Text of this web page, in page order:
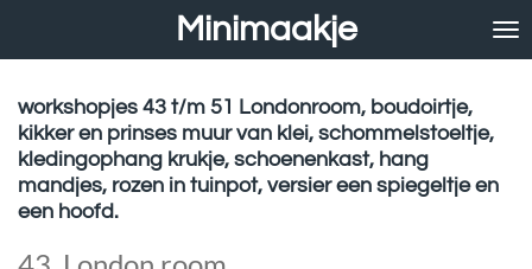
de
hoofdinhoud
Minimaakje
workshopjes 43 t/m 51 Londonroom, boudoirtje,
kikker en prinses muur van klei, schommelstoeltje,
kledingophang krukje, schoenenkast, hang
mandjes, rozen in tuinpot, versier een spiegeltje en
een hoofd.